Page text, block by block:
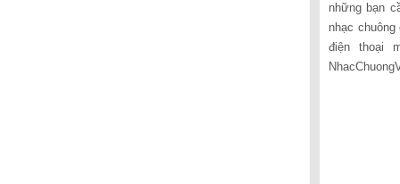
những bạn
nhạc
điện thoại